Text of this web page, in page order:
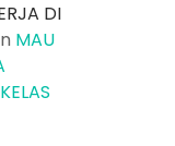
DI
MAU